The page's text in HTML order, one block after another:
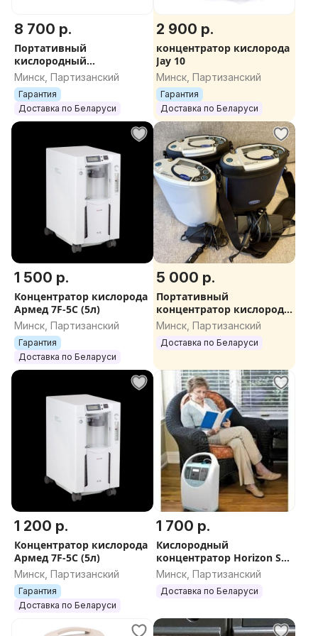
8 700 р.
Портативный
кислородный
концентратор INOGEN
ROVE 6
Минск, Партизанский
Гарантия
Доставка по Беларуси
2 900 р.
концентратор кислорода
Jay 10
Минск, Партизанский
Гарантия
Доставка по Беларуси
1 500 р.
Концентратор кислорода
Армед 7F-5C (5л)
Минск, Партизанский
Гарантия
Доставка по Беларуси
5 000 р.
Портативный
концентратор кислорода
Invacare Platinum Mobile
(XPO2 New)
Минск, Партизанский
Доставка по Беларуси
1 200 р.
Концентратор кислорода
Армед 7F-5C (5л)
Минск, Партизанский
Гарантия
Доставка по Беларуси
1 700 р.
Кислородный
концентратор Horizon S5
(5л)
Минск, Партизанский
Доставка по Беларуси